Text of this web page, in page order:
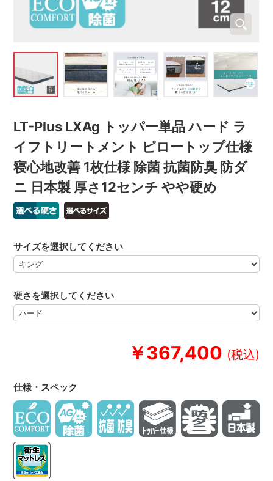
LT-Plus LXAg トッパー単品 ハード ラ
イフトリートメント ピロートップ仕様
寝心地改善 1枚仕様 除菌 抗菌防臭 防ダ
ニ 日本製 厚さ12センチ やや硬め
￥367,400
サイズを選択してください
硬さを選択してください
仕様・スペック